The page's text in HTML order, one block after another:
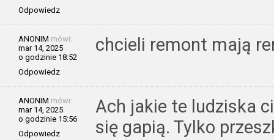
Odpowiedz
ANONIM mówi:
mar 14, 2025
o godzinie 18:52
Odpowiedz
chcieli remont mają
ANONIM mówi:
mar 14, 2025
o godzinie 15:56
Odpowiedz
Ach jakie te ludziska
się gapią. Tylko